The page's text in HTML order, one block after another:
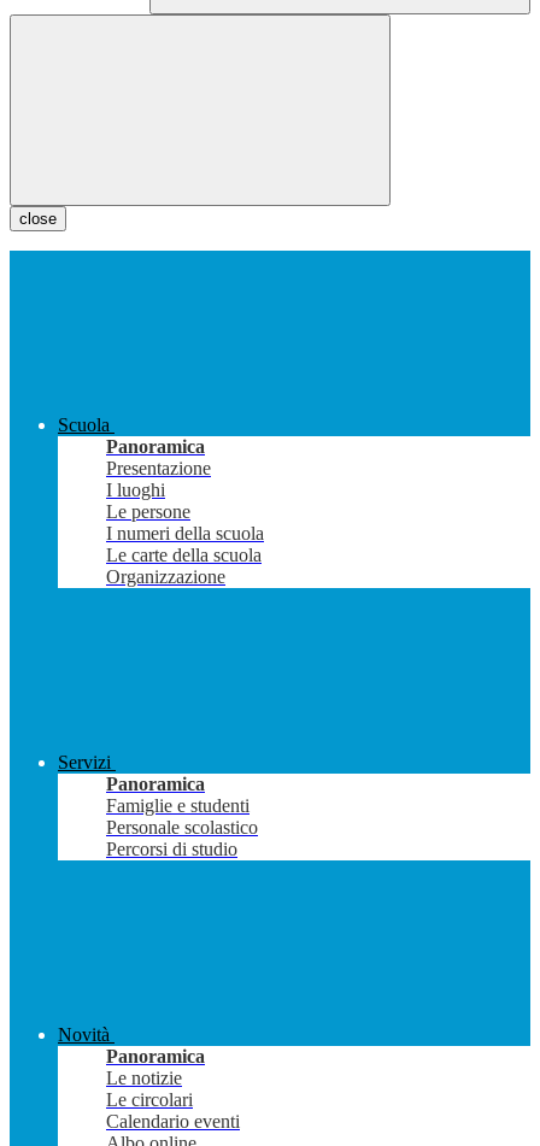
close
Scuola
Panoramica
Presentazione
I luoghi
Le persone
I numeri della scuola
Le carte della scuola
Organizzazione
Servizi
Panoramica
Famiglie e studenti
Personale scolastico
Percorsi di studio
Novità
Panoramica
Le notizie
Le circolari
Calendario eventi